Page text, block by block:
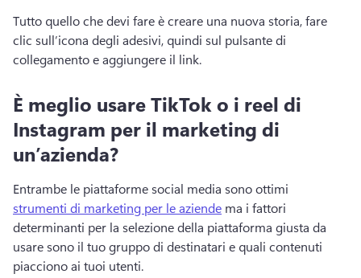
Tutto quello che devi fare è creare una nuova storia, fare
clic sull’icona degli adesivi, quindi sul pulsante di
collegamento e aggiungere il link.
È meglio usare TikTok o i reel di
Instagram per il marketing di
un’azienda?
Entrambe le piattaforme social media sono ottimi
strumenti di marketing per le aziende ma i fattori
determinanti per la selezione della piattaforma giusta da
usare sono il tuo gruppo di destinatari e quali contenuti
piacciono ai tuoi utenti.